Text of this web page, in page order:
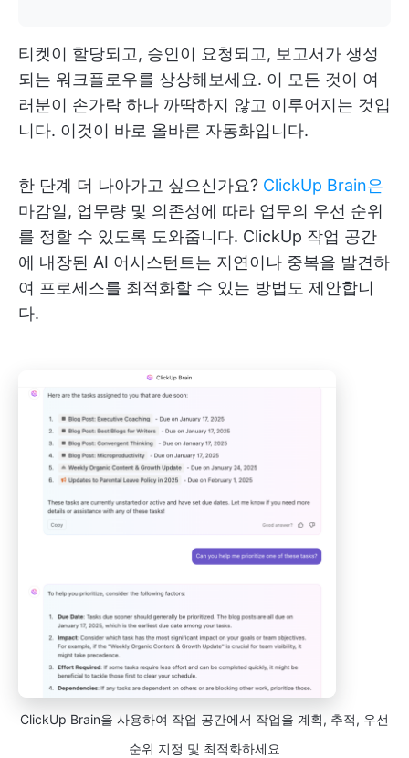
티켓이 할당되고, 승인이 요청되고, 보고서가 생성
되는 워크플로우를 상상해보세요. 이 모든 것이 여
러분이 손가락 하나 까딱하지 않고 이루어지는 것입
니다. 이것이 바로 올바른 자동화입니다.
한 단계 더 나아가고 싶으신가요? ClickUp Brain은
마감일, 업무량 및 의존성에 따라 업무의 우선 순위
를 정할 수 있도록 도와줍니다. ClickUp 작업 공간
에 내장된 AI 어시스턴트는 지연이나 중복을 발견하
여 프로세스를 최적화할 수 있는 방법도 제안합니
다.
ClickUp Brain을 사용하여 작업 공간에서 작업을 계획, 추적, 우선
순위 지정 및 최적화하세요